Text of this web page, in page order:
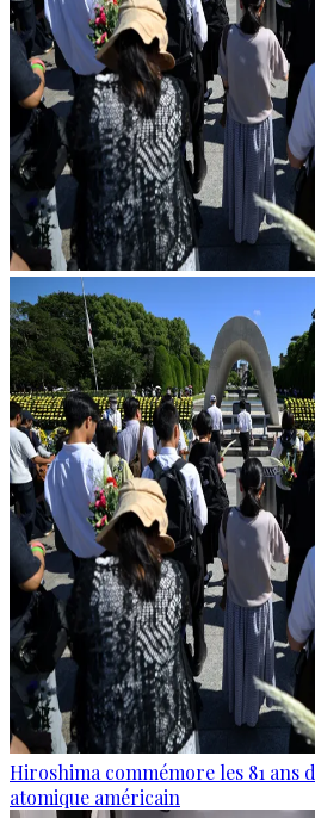
Hiroshima commémore les 81 ans
atomique américain